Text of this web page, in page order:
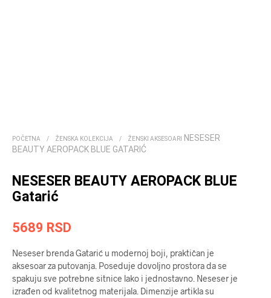
POČETNA / ŽENSKA KOLEKCIJA / ŽENSKI AKSESOARI
NESESER
BEAUTY AEROPACK BLUE GATARIĆ
NESESER BEAUTY AEROPACK BLUE
Gatarić
5689 RSD
Neseser brenda Gatarić u modernoj boji, praktičan je
aksesoar za putovanja. Poseduje dovoljno prostora da se
spakuju sve potrebne sitnice lako i jednostavno. Neseser je
izrađen od kvalitetnog materijala. Dimenzije artikla su